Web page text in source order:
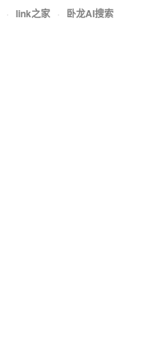
· link之家 · 卧龙AI搜索